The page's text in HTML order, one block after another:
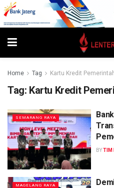
Home Tag Kartu Kredit
Tag: Kartu Kredit
SEMARANG RAYA
BYTIM
MAGELANG RAYA